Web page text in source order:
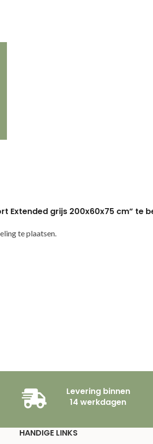
Extended grijs 200x60x75 cm” te
te plaatsen.
Levering binnen
14 werkdagen
HANDIGE LINKS